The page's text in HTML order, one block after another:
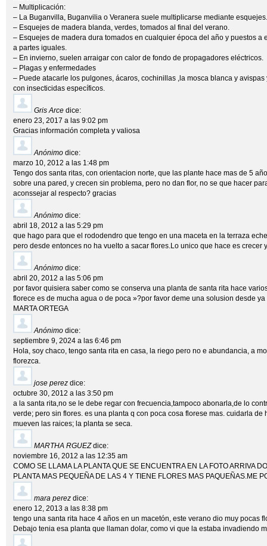
– Multiplicación:
– La Buganvilla, Buganvilia o Veranera suele multiplicarse mediante esquejes.
– Esquejes de madera blanda, verdes, tomados al final del verano.
– Esquejes de madera dura tomados en cualquier época del año y puestos a
a partes iguales.
– En invierno, suelen arraigar con calor de fondo de propagadores eléctricos.
– Plagas y enfermedades
– Puede atacarle los pulgones, ácaros, cochinillas ,la mosca blanca y
con insecticidas específicos.
Gris Arce dice:
enero 23, 2017 a las 9:02 pm
Gracias información completa y valiosa
Anónimo dice:
marzo 10, 2012 a las 1:48 pm
Tengo dos santa ritas, con orientacion norte, que las plante hace mas de 5
sobre una pared, y crecen sin problema, pero no dan flor, no se que hacer
aconssejar al respecto? gracias
Anónimo dice:
abril 18, 2012 a las 5:29 pm
que hago para que el rododendro que tengo en una maceta en la terraza
pero desde entonces no ha vuelto a sacar flores.Lo unico que hace es crecer
Anónimo dice:
abril 20, 2012 a las 5:06 pm
por favor quisiera saber como se conserva una planta de santa rita hace
florece es de mucha agua o de poca »?por favor deme una solusion desde
MARTA ORTEGA
Anónimo dice:
septiembre 9, 2024 a las 6:46 pm
Hola, soy chaco, tengo santa rita en casa, la riego pero no e abundancia, a
florezca.
jose perez dice:
octubre 30, 2012 a las 3:50 pm
a la santa rita,no se le debe regar con frecuencia,tampoco abonarla,de lo
verde; pero sin flores. es una planta q con poca cosa florese mas. cuidarla de
mueven las raices; la planta se seca.
MARTHA RGUEZ dice:
noviembre 16, 2012 a las 12:35 am
COMO SE LLAMA LA PLANTA QUE SE ENCUENTRA EN LA FOTO ARRIVA
PLANTA MAS PEQUEÑA DE LAS 4 Y TIENE FLORES MAS PAQUEÑAS.ME
mara perez dice:
enero 12, 2013 a las 8:38 pm
tengo una santa rita hace 4 años en un macetón, este verano dio muy pocas
Debajo tenia esa planta que llaman dolar, como vi que la estaba invadiendo